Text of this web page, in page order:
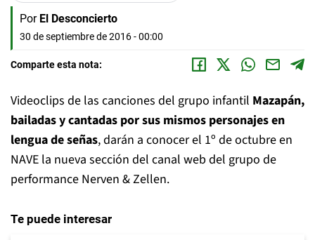
Por El Desconcierto
30 de septiembre de 2016 - 00:00
Comparte esta nota:
Videoclips de las canciones del grupo infantil Mazapán,
bailadas y cantadas por sus mismos personajes en
lengua de señas, darán a conocer el 1º de octubre en
NAVE la nueva sección del canal web del grupo de
performance Nerven & Zellen.
Te puede interesar